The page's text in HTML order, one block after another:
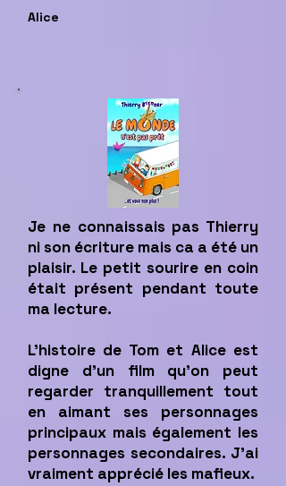
Alice
Je ne connaissais pas Thierry
ni son écriture mais ca a été un
plaisir. Le petit sourire en coin
était présent pendant toute
ma lecture.
L’histoire de Tom et Alice est
digne d’un film qu’on peut
regarder tranquillement tout
en aimant ses personnages
principaux mais également les
personnages secondaires. J’ai
vraiment apprécié les mafieux.